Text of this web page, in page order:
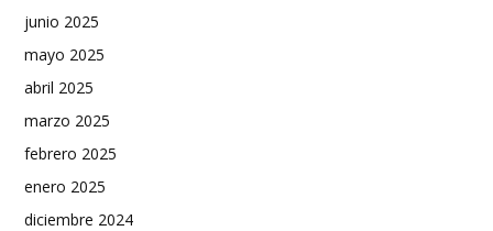
junio 2025
mayo 2025
abril 2025
marzo 2025
febrero 2025
enero 2025
diciembre 2024